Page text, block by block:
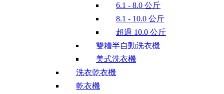
6.1 - 8.0 公斤
8.1 - 10.0 公斤
超過 10.0 公斤
雙糟半自動洗衣機
美式洗衣機
洗衣乾衣機
乾衣機